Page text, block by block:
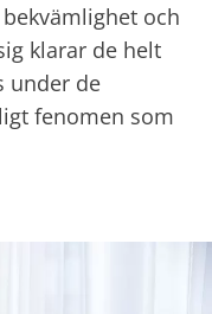
och
klarar de helt
under de
fenomen som